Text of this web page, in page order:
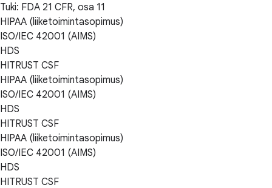
Tuki: FDA 21 CFR, osa 11
HIPAA (liiketoimintasopimus)
ISO/IEC 42001 (AIMS)
HDS
HITRUST CSF
HIPAA (liiketoimintasopimus)
ISO/IEC 42001 (AIMS)
HDS
HITRUST CSF
HIPAA (liiketoimintasopimus)
ISO/IEC 42001 (AIMS)
HDS
HITRUST CSF